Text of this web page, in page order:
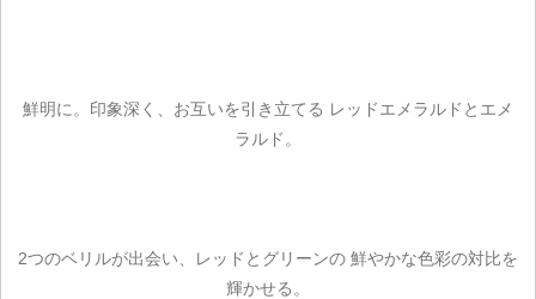
鮮明に。印象深く、お互いを引き立てる レッドエメラルドとエメ
ラルド。
2つのベリルが出会い、レッドとグリーンの 鮮やかな色彩の対比を
輝かせる。